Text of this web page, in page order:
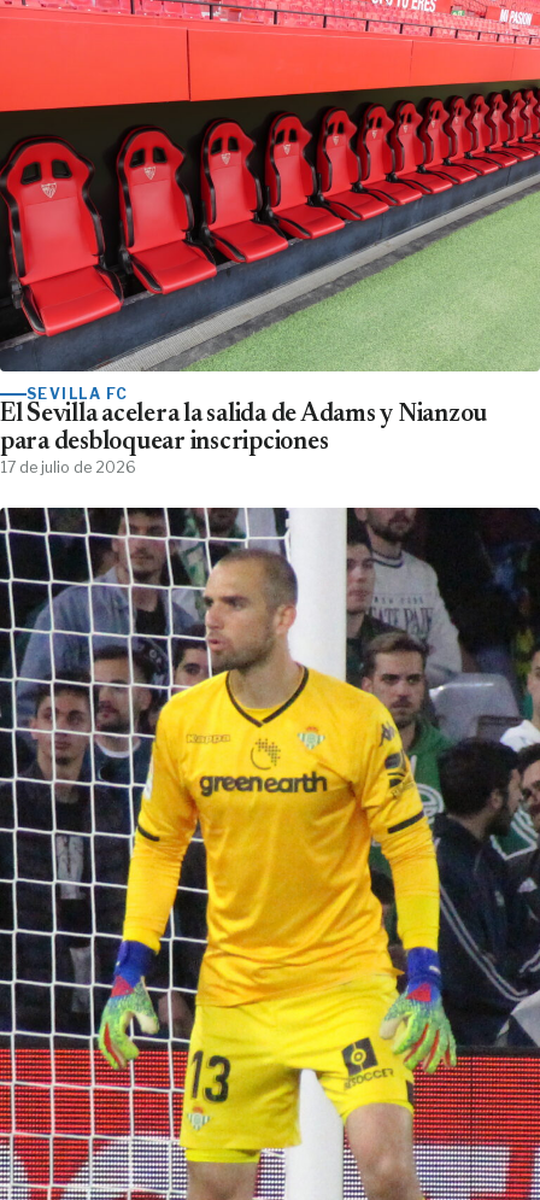
SEVILLA FC
El Sevilla acelera la salida de Adams y Nianzou
para desbloquear inscripciones
17 de julio de 2026